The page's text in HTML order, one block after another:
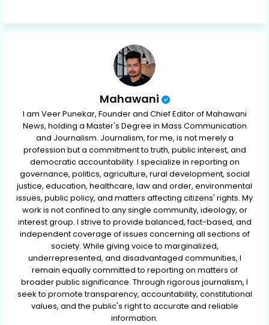
ap
Mahawani
I am Veer Punekar, Founder and Chief Editor of Mahawani
News, holding a Master's Degree in Mass Communication
and Journalism. Journalism, for me, is not merely a
profession but a commitment to truth, public interest, and
democratic accountability. I specialize in reporting on
governance, politics, agriculture, rural development, social
justice, education, healthcare, law and order, environmental
issues, public policy, and matters affecting citizens' rights. My
work is not confined to any single community, ideology, or
interest group. I strive to provide balanced, fact-based, and
independent coverage of issues concerning all sections of
society. While giving voice to marginalized,
underrepresented, and disadvantaged communities, I
remain equally committed to reporting on matters of
broader public significance. Through rigorous journalism, I
seek to promote transparency, accountability, constitutional
values, and the public's right to accurate and reliable
information.